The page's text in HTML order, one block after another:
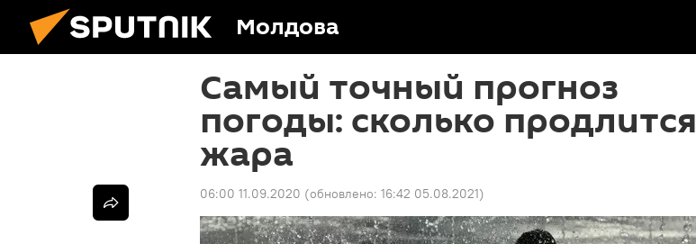
Молдова
Самый точный прогноз
погоды: сколько продлится
жара
06:00 11.09.2020 (обновлено: 16:42 05.08.2021)